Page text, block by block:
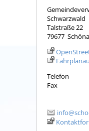
Schwarzwald
Talstraße 22
79677
Telefon
Fax